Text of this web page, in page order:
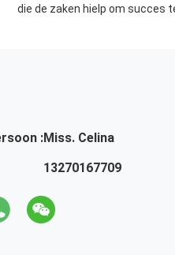
die de zaken hielp om succes
:Miss. Celina
13270167709